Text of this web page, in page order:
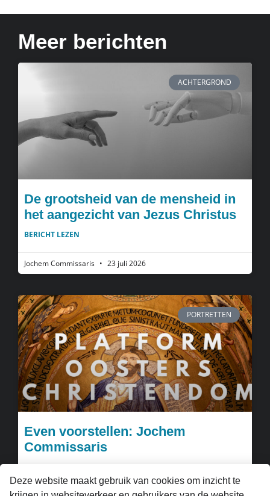
Meer berichten
ACHTERGROND
De grootsheid van de mensheid in
het aangezicht van Jezus Christus
BERICHT LEZEN
Jochem Commissaris 23 juli 2026
PORTRETTEN
Even voorstellen: Jochem
Commissaris
Deze website maakt gebruik van cookies om inzicht te